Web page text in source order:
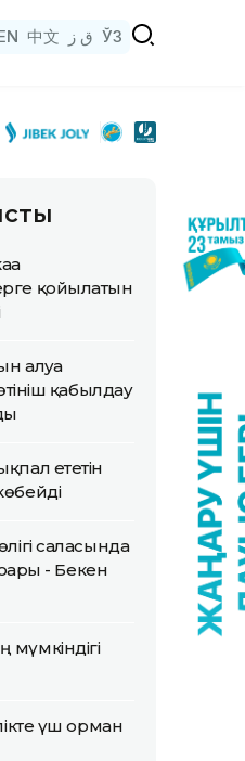
中文 ق ز ЎЗ
қойылатын
алуға
қабылдау
ететін
саласында
- Бекен
үш орман